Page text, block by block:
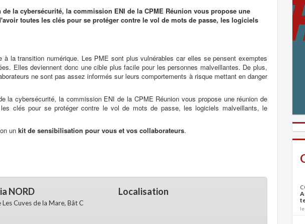
la cybersécurité, la commission ENI de la CPME Réunion vous propose une
toutes les clés pour se protéger contre le vol de mots de passe, les logiciels
à la transition numérique. Les PME sont plus vulnérables car elles se pensent exemptes
Elles deviennent donc une cible plus facile pour les personnes malveillantes. De plus,
ne sont pas assez informés sur leurs comportements à risque mettant en danger
la cybersécurité, la commission ENI de la CPME Réunion vous propose une réunion de
clés pour se protéger contre le vol de mots de passe, les logiciels malveillants, le
un kit de sensibilisation pour vous et vos collaborateurs.
NORD
Cuves de la Mare, Bât C
Localisation